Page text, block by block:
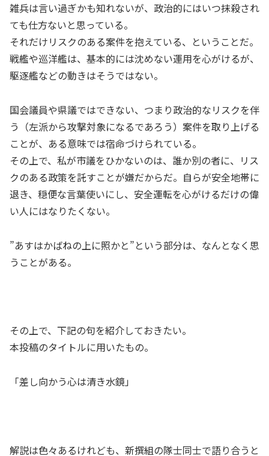
雑兵は言い過ぎかも知れないが、政治的にはいつ抹殺され
ても仕方ないと思っている。
それだけリスクのある案件を抱えている、ということだ。
戦艦や巡洋艦は、基本的には沈めない運用を心がけるが、
駆逐艦などの動きはそうではない。
国会議員や県議ではできない、つまり政治的なリスクを伴
う（左派から攻撃対象になるであろう）案件を取り上げる
ことが、ある意味では宿命づけられている。
その上で、私が市議をひかないのは、誰か別の者に、リス
クのある政策を託すことが嫌だからだ。自らが安全地帯に
退き、穏便な言葉使いにし、安全運転を心がけるだけの偉
い人にはなりたくない。
”あすはかばねの上に照かと”という部分は、なんとなく思
うことがある。
その上で、下記の句を紹介しておきたい。
本投稿のタイトルに用いたもの。
「差し向かう心は清き水鏡」
解説は色々あるけれども、新撰組の隊士同士で語り合うと